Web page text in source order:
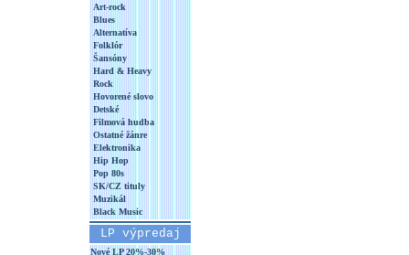
Art-rock
Blues
Alternatíva
Folklór
Šansóny
Hard & Heavy
Rock
Hovorené slovo
Detské
Filmová hudba
Ostatné žánre
Elektronika
Hip Hop
Pop 80s
SK/CZ tituly
Muzikál
Black Music
LP výpredaj
Nové LP 20%-30%